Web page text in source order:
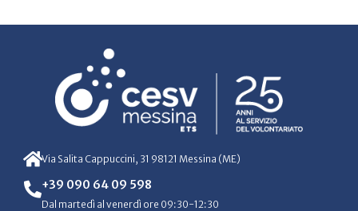
Via Salita Cappuccini, 31 98121 Messina (ME)
+39 090 64 09 598
Dal martedì al venerdì ore 09:30-12:30